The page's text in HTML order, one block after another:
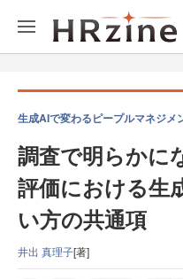
生成AIで変わるピープルマネジメ
調査で明らかに
評価における生
い方の共通項
井出 真理子[著]